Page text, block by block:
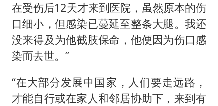
在受伤后12天才来到医院，虽然原本的伤
口细小，但感染已蔓延至整条大腿。我还
没来得及为他截肢保命，他便因为伤口感
染而去世。”
“在大部分发展中国家，人们要走远路，
才能自行或在家人和邻居协助下，来到有